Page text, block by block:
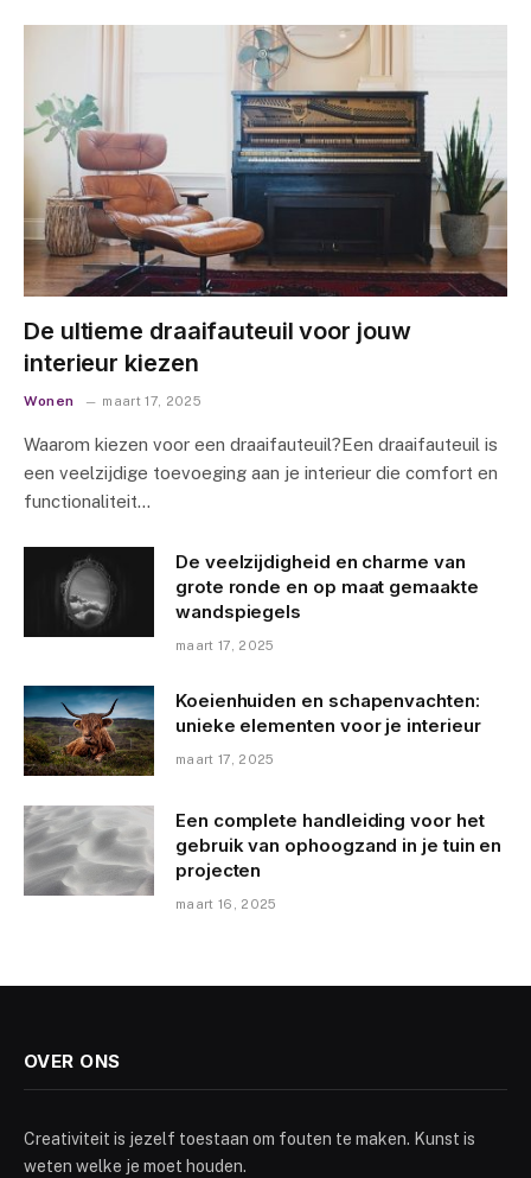
De ultieme draaifauteuil voor jouw
interieur kiezen
Wonen maart 17, 2025
Waarom kiezen voor een draaifauteuil?Een draaifauteuil is
een veelzijdige toevoeging aan je interieur die comfort en
functionaliteit…
De veelzijdigheid en charme van
grote ronde en op maat gemaakte
wandspiegels
maart 17, 2025
Koeienhuiden en schapenvachten:
unieke elementen voor je interieur
maart 17, 2025
Een complete handleiding voor het
gebruik van ophoogzand in je tuin en
projecten
maart 16, 2025
OVER ONS
Creativiteit is jezelf toestaan om fouten te maken. Kunst is
weten welke je moet houden.